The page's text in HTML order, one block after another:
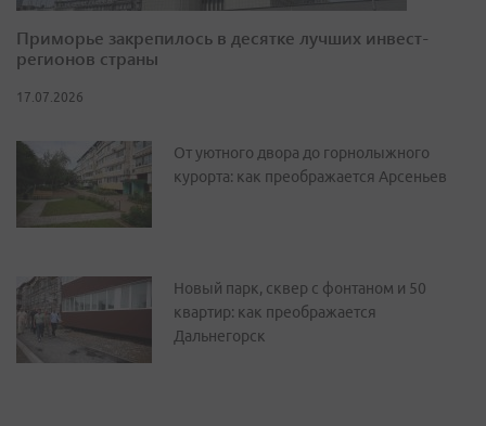
Приморье закрепилось в десятке лучших инвест-
регионов страны
17.07.2026
От уютного двора до горнолыжного
курорта: как преображается Арсеньев
Новый парк, сквер с фонтаном и 50
квартир: как преображается
Дальнегорск